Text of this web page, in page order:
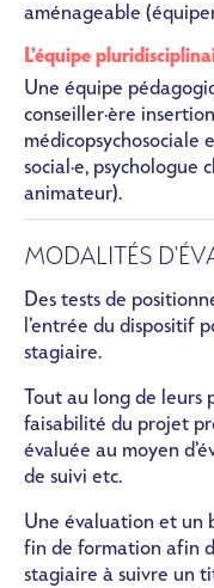
aménageable
L’équipe
Une équipe
conseiller·ère
médicopsychosociale
social·e, psychologue
animateur).
MODALITÉS
Des tests de
l’entrée du dispositif
stagiaire.
Tout au long de leurs
faisabilité du projet
évaluée au moyen
de suivi etc.
Une évaluation et un
fin de formation afin
stagiaire à suivre un